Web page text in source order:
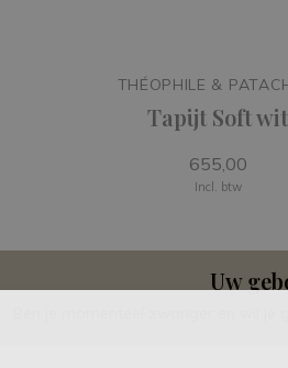
THÉOPHILE &
Tapijt Soft wit
655,00
Incl. btw
Uw